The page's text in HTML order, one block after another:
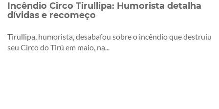
Incêndio Circo Tirullipa: Humorista detalha
dívidas e recomeço
Tirullipa, humorista, desabafou sobre o incêndio que destruiu
seu Circo do Tirú em maio, na...